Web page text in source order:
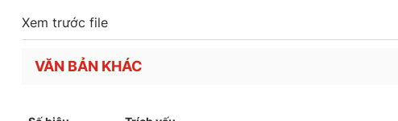
Xem trước file
VĂN BẢN KHÁC